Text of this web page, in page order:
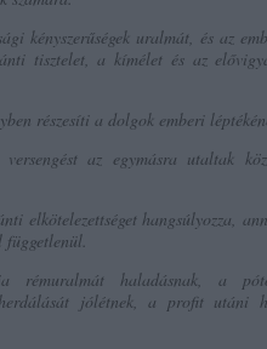
kényszerűségek uralmát, és az
tisztelet, a kímélet és az
részesíti a dolgok emberi
az egymásra utaltak
elkötelezettséget hangsúlyozza,
függetlenül.
haladásnak, a
jólétnek, a profit utáni